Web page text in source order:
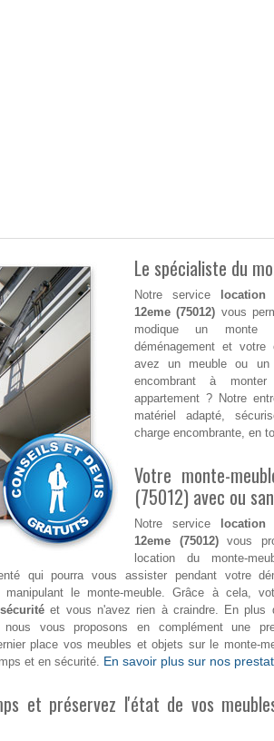
Le spécialiste du
Notre service
location
12eme (75012) vous
modique un monte
déménagement et votre
avez un meuble ou un
encombrant à
appartement ? Notre
matériel adapté,
charge encombrante, en
Votre monte-
(75012) avec ou
Notre service
location
12eme (75012)vous
location du monte-
qui pourra vous assister pendant votre
manipulant le monte-meuble. Grâce à cela,
et vous n'avez rien à craindre. En plus
nous vous proposons en complément une
place vos meubles et objets sur le monte-
et en sécurité. En savoir plus sur nos
et préservez l'état de vos